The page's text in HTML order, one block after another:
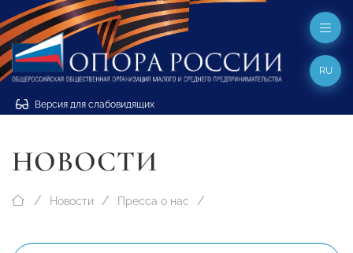
Версия для слабовидящих
RU
НОВОСТИ
Новости Пресса о нас